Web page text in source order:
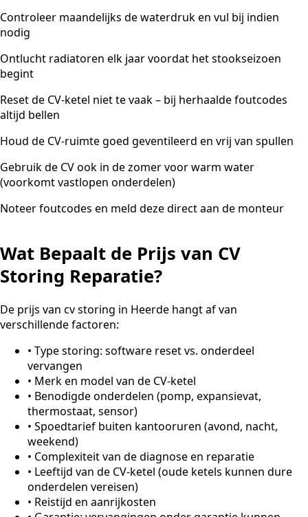
Controleer maandelijks de waterdruk en vul bij indien
nodig
Ontlucht radiatoren elk jaar voordat het stookseizoen
begint
Reset de CV-ketel niet te vaak – bij herhaalde foutcodes
altijd bellen
Houd de CV-ruimte goed geventileerd en vrij van spullen
Gebruik de CV ook in de zomer voor warm water
(voorkomt vastlopen onderdelen)
Noteer foutcodes en meld deze direct aan de monteur
Wat Bepaalt de Prijs van CV
Storing Reparatie?
De prijs van cv storing in Heerde hangt af van
verschillende factoren:
• Type storing: software reset vs. onderdeel
vervangen
• Merk en model van de CV-ketel
• Benodigde onderdelen (pomp, expansievat,
thermostaat, sensor)
• Spoedtarief buiten kantooruren (avond, nacht,
weekend)
• Complexiteit van de diagnose en reparatie
• Leeftijd van de CV-ketel (oude ketels kunnen dure
onderdelen vereisen)
• Reistijd en aanrijkosten